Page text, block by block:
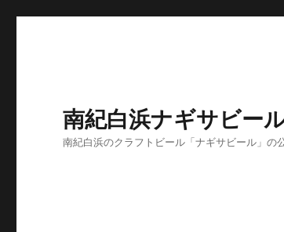
南紀白浜ナギサビー
南紀白浜のクラフトビール「ナギサビール」の